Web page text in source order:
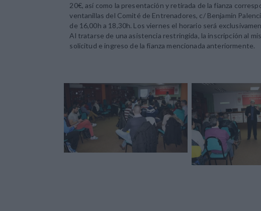
20€, así como la presentación y retirada de la fianza
ventanillas del Comité de Entrenadores, c/ Benjamín
de 16,00h a 18,30h. Los viernes el horario será
Al tratarse de una asistencia restringida, la inscripción al
solicitud e ingreso de la fianza mencionada anteriormente.